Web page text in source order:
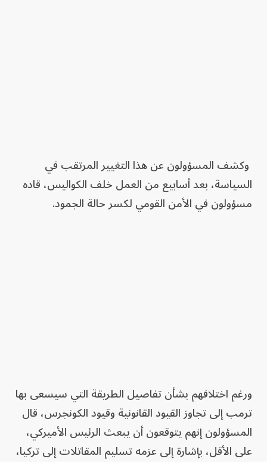
وكشف المسؤولون عن هذا التغيير المرتقب في
السياسة، بعد أسابيع من العمل خلف الكواليس، قاده
مسؤولون في الأمن القومي لكسر حالة الجمود.
ورغم اختلافهم بشأن تفاصيل الطريقة التي سيسعى بها
ترمب إلى تجاوز القيود القانونية وقيود الكونجرس، قال
المسؤولون إنهم يتوقعون أن يبعث الرئيس الأميركي،
على الأقل، بإشارة إلى عزمه تسليم المقاتلات إلى تركيا،